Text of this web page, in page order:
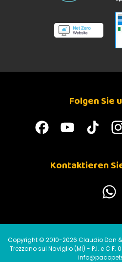
Folgen Sie
Kontaktieren
Copyright © 2010-2026 Claudio Dan
Trezzano sul Naviglio (MI) - P.I. e C.F.